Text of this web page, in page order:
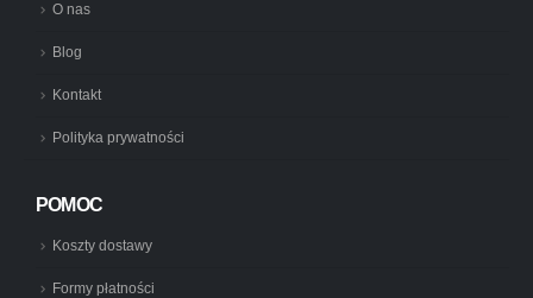
O nas
Blog
Kontakt
Polityka prywatności
POMOC
Koszty dostawy
Formy płatności